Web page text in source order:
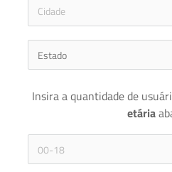
Insira a quantidade de
etária